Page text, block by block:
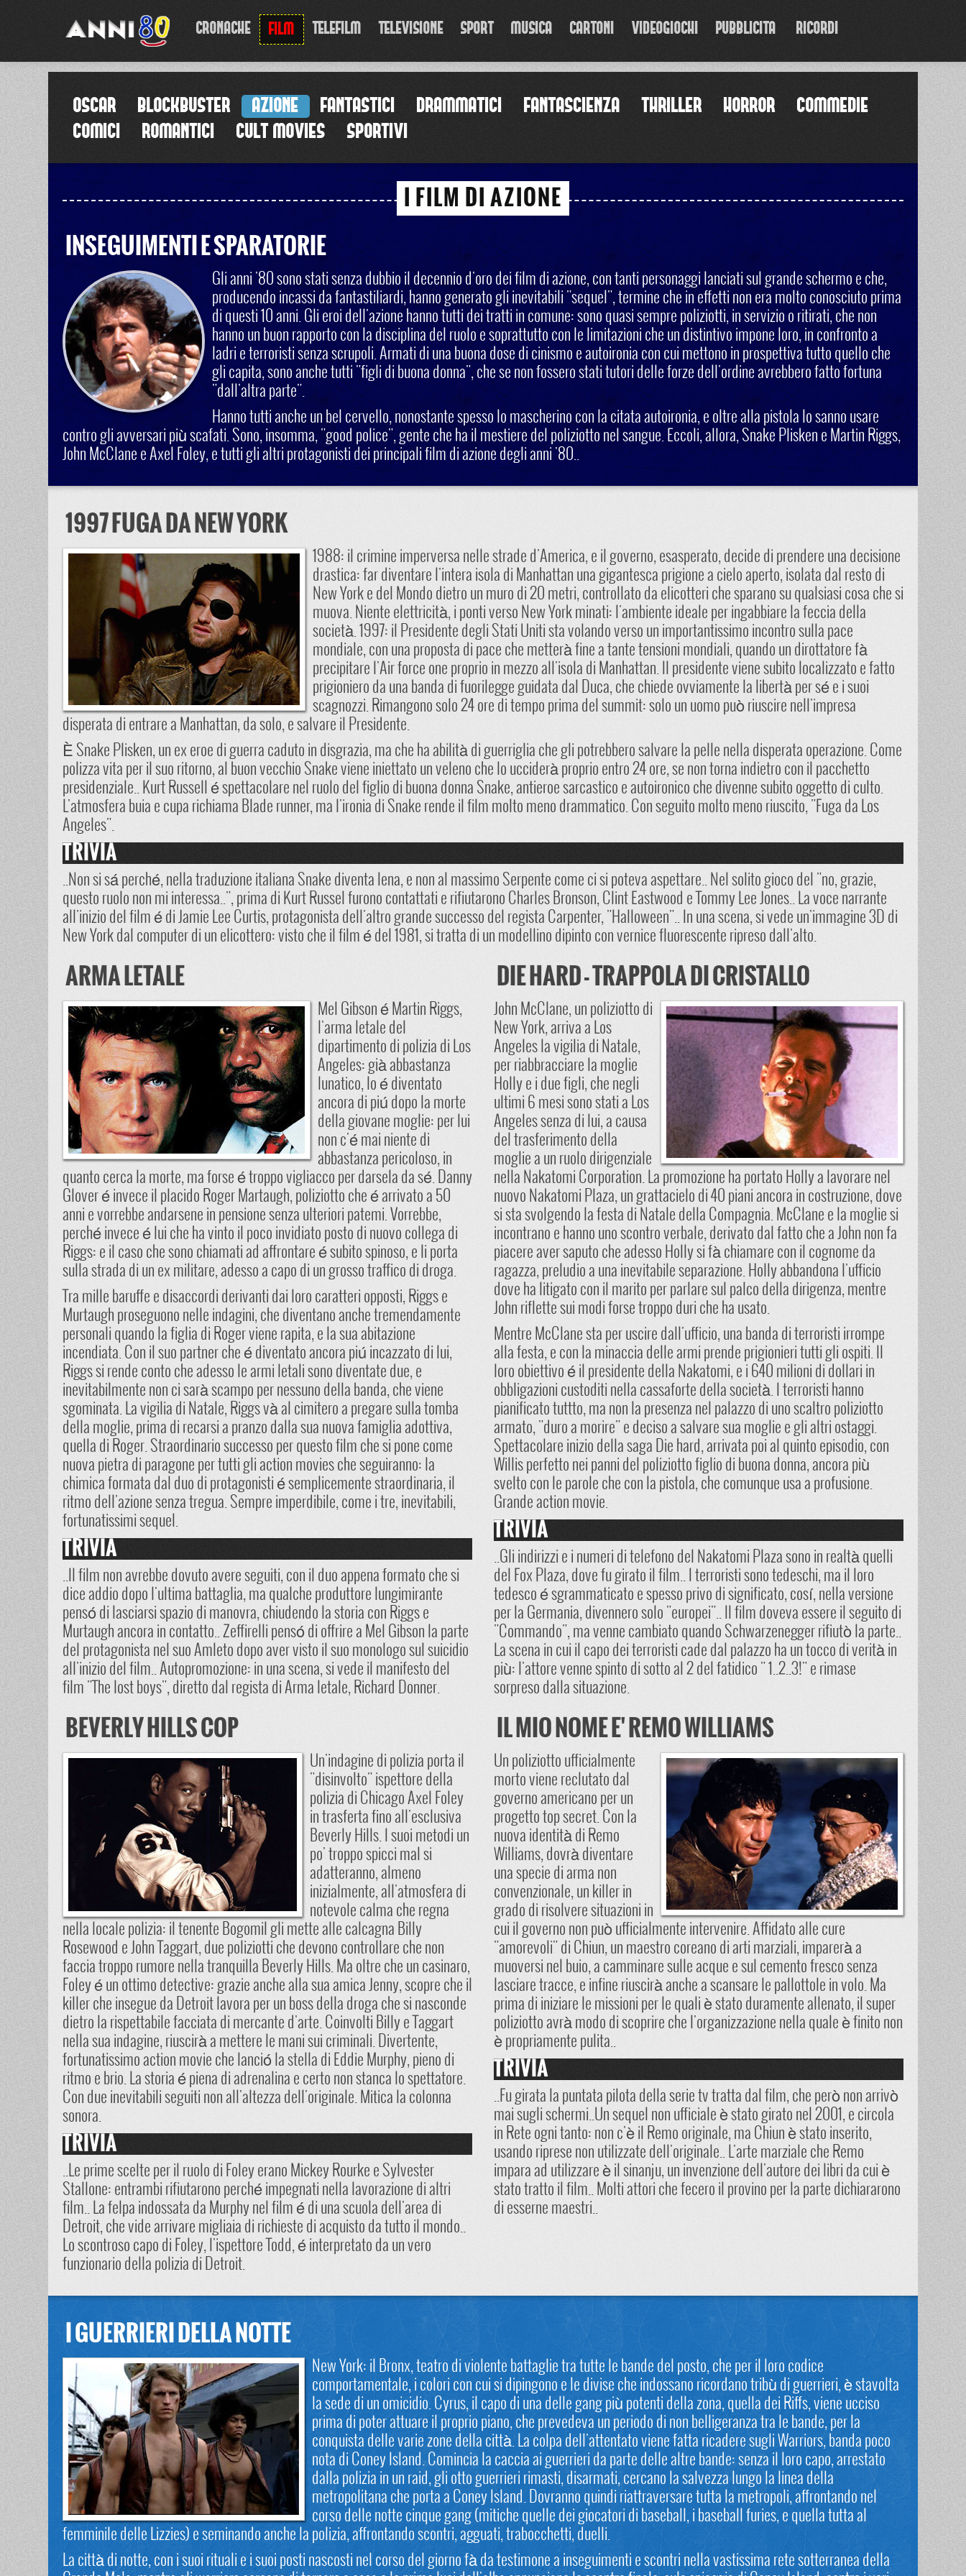
CRONACHE FILM TELEFILM TELEVISIONE SPORT MUSICA CARTONI VIDEOGIOCHI PUBBLICITA' RICORDI
OSCAR BLOCKBUSTER AZIONE FANTASTICI DRAMMATICI FANTASCIENZA THRILLER HORROR
COMMEDIE
COMICI
ROMANTICI CULT MOVIES SPORTIVI
I FILM DI AZIONE
INSEGUIMENTI E SPARATORIE
Gli anni '80 sono stati senza dubbio il decennio d'oro dei film di azione, con tanti personaggi lanciati sul grande schermo e che,
producendo incassi da fantastiliardi, hanno generato gli inevitabili "sequel", termine che in effetti non era molto conosciuto prima
di questi 10 anni. Gli eroi dell'azione hanno tutti dei tratti in comune: sono quasi sempre poliziotti, in servizio o ritirati, che non
hanno un buon rapporto con la disciplina del ruolo e soprattutto con le limitazioni che un distintivo impone loro, in confronto a
ladri e terroristi senza scrupoli. Armati di una buona dose di cinismo e autoironia con cui mettono in prospettiva tutto quello che
gli capita, sono anche tutti "figli di buona donna", che se non fossero stati tutori delle forze dell'ordine avrebbero fatto fortuna
"dall'altra parte".
Hanno tutti anche un bel cervello, nonostante spesso lo mascherino con la citata autoironia, e oltre alla pistola lo sanno usare
contro gli avversari più scafati. Sono, insomma, "good police", gente che ha il mestiere del poliziotto nel sangue. Eccoli, allora, Snake Plisken e Martin Riggs,
John McClane e Axel Foley, e tutti gli altri protagonisti dei principali film di azione degli anni '80..
1997 FUGA DA NEW YORK
1988: il crimine imperversa nelle strade d'America, e il governo, esasperato, decide di prendere una decisione
drastica: far diventare l'intera isola di Manhattan una gigantesca prigione a cielo aperto, isolata dal resto di
New York e del Mondo dietro un muro di 20 metri, controllato da elicotteri che sparano su qualsiasi cosa che si
muova. Niente elettricità, i ponti verso New York minati: l'ambiente ideale per ingabbiare la feccia della
società. 1997: il Presidente degli Stati Uniti sta volando verso un importantissimo incontro sulla pace
mondiale, con una proposta di pace che metterà fine a tante tensioni mondiali, quando un dirottatore fà
precipitare l'Air force one proprio in mezzo all'isola di Manhattan. Il presidente viene subito localizzato e fatto
prigioniero da una banda di fuorilegge guidata dal Duca, che chiede ovviamente la libertà per sé e i suoi
scagnozzi. Rimangono solo 24 ore di tempo prima del summit: solo un uomo può riuscire nell'impresa
disperata di entrare a Manhattan, da solo, e salvare il Presidente.
È Snake Plisken, un ex eroe di guerra caduto in disgrazia, ma che ha abilità di guerriglia che gli potrebbero salvare la pelle nella disperata operazione. Come
polizza vita per il suo ritorno, al buon vecchio Snake viene iniettato un veleno che lo ucciderà proprio entro 24 ore, se non torna indietro con il pacchetto
presidenziale.. Kurt Russell é spettacolare nel ruolo del figlio di buona donna Snake, antieroe sarcastico e autoironico che divenne subito oggetto di culto.
L'atmosfera buia e cupa richiama Blade runner, ma l'ironia di Snake rende il film molto meno drammatico. Con seguito molto meno riuscito, "Fuga da Los
Angeles".
TRIVIA
..Non si sá perché, nella traduzione italiana Snake diventa Iena, e non al massimo Serpente come ci si poteva aspettare.. Nel solito gioco del "no, grazie,
questo ruolo non mi interessa..", prima di Kurt Russel furono contattati e rifiutarono Charles Bronson, Clint Eastwood e Tommy Lee Jones.. La voce narrante
all'inizio del film é di Jamie Lee Curtis, protagonista dell'altro grande successo del regista Carpenter, "Halloween".. In una scena, si vede un'immagine 3D di
New York dal computer di un elicottero: visto che il film é del 1981, si tratta di un modellino dipinto con vernice fluorescente ripreso dall'alto.
ARMA LETALE
Mel Gibson é Martin Riggs,
l'arma letale del
dipartimento di polizia di Los
Angeles: già abbastanza
lunatico, lo é diventato
ancora di piú dopo la morte
della giovane moglie: per lui
non c'é mai niente di
abbastanza pericoloso, in
quanto cerca la morte, ma forse é troppo vigliacco per darsela da sé. Danny
Glover é invece il placido Roger Martaugh, poliziotto che é arrivato a 50
anni e vorrebbe andarsene in pensione senza ulteriori patemi. Vorrebbe,
perché invece é lui che ha vinto il poco invidiato posto di nuovo collega di
Riggs: e il caso che sono chiamati ad affrontare é subito spinoso, e li porta
sulla strada di un ex militare, adesso a capo di un grosso traffico di droga.
Tra mille baruffe e disaccordi derivanti dai loro caratteri opposti, Riggs e
Murtaugh proseguono nelle indagini, che diventano anche tremendamente
personali quando la figlia di Roger viene rapita, e la sua abitazione
incendiata. Con il suo partner che é diventato ancora piú incazzato di lui,
Riggs si rende conto che adesso le armi letali sono diventate due, e
inevitabilmente non ci sarà scampo per nessuno della banda, che viene
sgominata. La vigilia di Natale, Riggs và al cimitero a pregare sulla tomba
della moglie, prima di recarsi a pranzo dalla sua nuova famiglia adottiva,
quella di Roger. Straordinario successo per questo film che si pone come
nuova pietra di paragone per tutti gli action movies che seguiranno: la
chimica formata dal duo di protagonisti é semplicemente straordinaria, il
ritmo dell'azione senza tregua. Sempre imperdibile, come i tre, inevitabili,
fortunatissimi sequel.
TRIVIA
..Il film non avrebbe dovuto avere seguiti, con il duo appena formato che si
dice addio dopo l'ultima battaglia, ma qualche produttore lungimirante
pensó di lasciarsi spazio di manovra, chiudendo la storia con Riggs e
Murtaugh ancora in contatto.. Zeffirelli pensó di offrire a Mel Gibson la parte
del protagonista nel suo Amleto dopo aver visto il suo monologo sul suicidio
all'inizio del film.. Autopromozione: in una scena, si vede il manifesto del
film "The lost boys", diretto dal regista di Arma letale, Richard Donner.
DIE HARD - TRAPPOLA DI CRISTALLO
John McClane, un poliziotto di
New York, arriva a Los
Angeles la vigilia di Natale,
per riabbracciare la moglie
Holly e i due figli, che negli
ultimi 6 mesi sono stati a Los
Angeles senza di lui, a causa
del trasferimento della
moglie a un ruolo dirigenziale
nella Nakatomi Corporation. La promozione ha portato Holly a lavorare nel
nuovo Nakatomi Plaza, un grattacielo di 40 piani ancora in costruzione, dove
si sta svolgendo la festa di Natale della Compagnia. McClane e la moglie si
incontrano e hanno uno scontro verbale, derivato dal fatto che a John non fa
piacere aver saputo che adesso Holly si fà chiamare con il cognome da
ragazza, preludio a una inevitabile separazione. Holly abbandona l'ufficio
dove ha litigato con il marito per parlare sul palco della dirigenza, mentre
John riflette sui modi forse troppo duri che ha usato.
Mentre McClane sta per uscire dall'ufficio, una banda di terroristi irrompe
alla festa, e con la minaccia delle armi prende prigionieri tutti gli ospiti. Il
loro obiettivo é il presidente della Nakatomi, e i 640 milioni di dollari in
obbligazioni custoditi nella cassaforte della società. I terroristi hanno
pianificato tuttto, ma non la presenza nel palazzo di uno scaltro poliziotto
armato, "duro a morire" e deciso a salvare sua moglie e gli altri ostaggi.
Spettacolare inizio della saga Die hard, arrivata poi al quinto episodio, con
Willis perfetto nei panni del poliziotto figlio di buona donna, ancora più
svelto con le parole che con la pistola, che comunque usa a profusione.
Grande action movie.
TRIVIA
..Gli indirizzi e i numeri di telefono del Nakatomi Plaza sono in realtà quelli
del Fox Plaza, dove fu girato il film.. I terroristi sono tedeschi, ma il loro
tedesco é sgrammaticato e spesso privo di significato, cosí, nella versione
per la Germania, divennero solo "europei".. Il film doveva essere il seguito di
"Commando", ma venne cambiato quando Schwarzenegger rifiutò la parte..
La scena in cui il capo dei terroristi cade dal palazzo ha un tocco di verità in
più: l'attore venne spinto di sotto al 2 del fatidico " 1..2..3!" e rimase
sorpreso dalla situazione.
BEVERLY HILLS COP
Un'indagine di polizia porta il
"disinvolto" ispettore della
polizia di Chicago Axel Foley
in trasferta fino all'esclusiva
Beverly Hills. I suoi metodi un
po' troppo spicci mal si
adatteranno, almeno
inizialmente, all'atmosfera di
notevole calma che regna
nella locale polizia: il tenente Bogomil gli mette alle calcagna Billy
Rosewood e John Taggart, due poliziotti che devono controllare che non
faccia troppo rumore nella tranquilla Beverly Hills. Ma oltre che un casinaro,
Foley é un ottimo detective: grazie anche alla sua amica Jenny, scopre che il
killer che insegue da Detroit lavora per un boss della droga che si nasconde
dietro la rispettabile facciata di mercante d'arte. Coinvolti Billy e Taggart
nella sua indagine, riuscirà a mettere le mani sui criminali. Divertente,
fortunatissimo action movie che lanció la stella di Eddie Murphy, pieno di
ritmo e brio. La storia é piena di adrenalina e certo non stanca lo spettatore.
Con due inevitabili seguiti non all'altezza dell'originale. Mitica la colonna
sonora.
TRIVIA
..Le prime scelte per il ruolo di Foley erano Mickey Rourke e Sylvester
Stallone: entrambi rifiutarono perché impegnati nella lavorazione di altri
film.. La felpa indossata da Murphy nel film é di una scuola dell'area di
Detroit, che vide arrivare migliaia di richieste di acquisto da tutto il mondo..
Lo scontroso capo di Foley, l'ispettore Todd, é interpretato da un vero
funzionario della polizia di Detroit.
IL MIO NOME E' REMO WILLIAMS
Un poliziotto ufficialmente
morto viene reclutato dal
governo americano per un
progetto top secret. Con la
nuova identità di Remo
Williams, dovrà diventare
una specie di arma non
convenzionale, un killer in
grado di risolvere situazioni in
cui il governo non può ufficialmente intervenire. Affidato alle cure
"amorevoli" di Chiun, un maestro coreano di arti marziali, imparerà a
muoversi nel buio, a camminare sulle acque e sul cemento fresco senza
lasciare tracce, e infine riuscirà anche a scansare le pallottole in volo. Ma
prima di iniziare le missioni per le quali è stato duramente allenato, il super
poliziotto avrà modo di scoprire che l'organizzazione nella quale è finito non
è propriamente pulita..
TRIVIA
..Fu girata la puntata pilota della serie tv tratta dal film, che però non arrivò
mai sugli schermi..Un sequel non ufficiale è stato girato nel 2001, e circola
in Rete ogni tanto: non c'è il Remo originale, ma Chiun è stato inserito,
usando riprese non utilizzate dell'originale.. L'arte marziale che Remo
impara ad utilizzare è il sinanju, un invenzione dell'autore dei libri da cui è
stato tratto il film.. Molti attori che fecero il provino per la parte dichiararono
di esserne maestri..
I GUERRIERI DELLA NOTTE
New York: il Bronx, teatro di violente battaglie tra tutte le bande del posto, che per il loro codice
comportamentale, i colori con cui si dipingono e le divise che indossano ricordano tribù di guerrieri, è stavolta
la sede di un omicidio. Cyrus, il capo di una delle gang più potenti della zona, quella dei Riffs, viene ucciso
prima di poter attuare il proprio piano, che prevedeva un periodo di non belligeranza tra le bande, per la
conquista delle varie zone della città. La colpa dell'attentato viene fatta ricadere sugli Warriors, banda poco
nota di Coney Island. Comincia la caccia ai guerrieri da parte delle altre bande: senza il loro capo, arrestato
dalla polizia in un raid, gli otto guerrieri rimasti, disarmati, cercano la salvezza lungo la linea della
metropolitana che porta a Coney Island. Dovranno quindi riattraversare tutta la metropoli, affrontando nel
corso delle notte cinque gang (mitiche quelle dei giocatori di baseball, i baseball furies, e quella tutta al
femminile delle Lizzies) e seminando anche la polizia, affrontando scontri, agguati, trabocchetti, duelli.
La città di notte, con i suoi rituali e i suoi posti nascosti nel corso del giorno fà da testimone a inseguimenti e scontri nella vastissima rete sotterranea della